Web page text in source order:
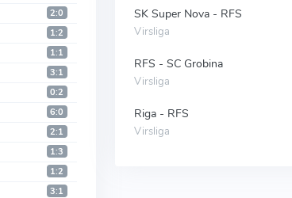
2:0
1:2
1:1
3:1
0:2
6:0
2:1
1:3
1:2
3:1
SK Super Nova - RFS
Virsliga
RFS - SC Grobina
Virsliga
Riga - RFS
Virsliga